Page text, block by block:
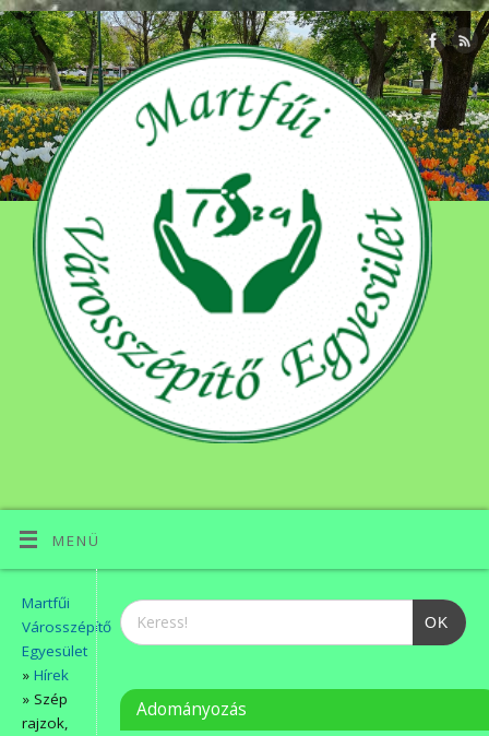
MENÜ
Martfűi
Városszépítő
Egyesület
»Hírek
» Szép
rajzok,
OK
Adományozás